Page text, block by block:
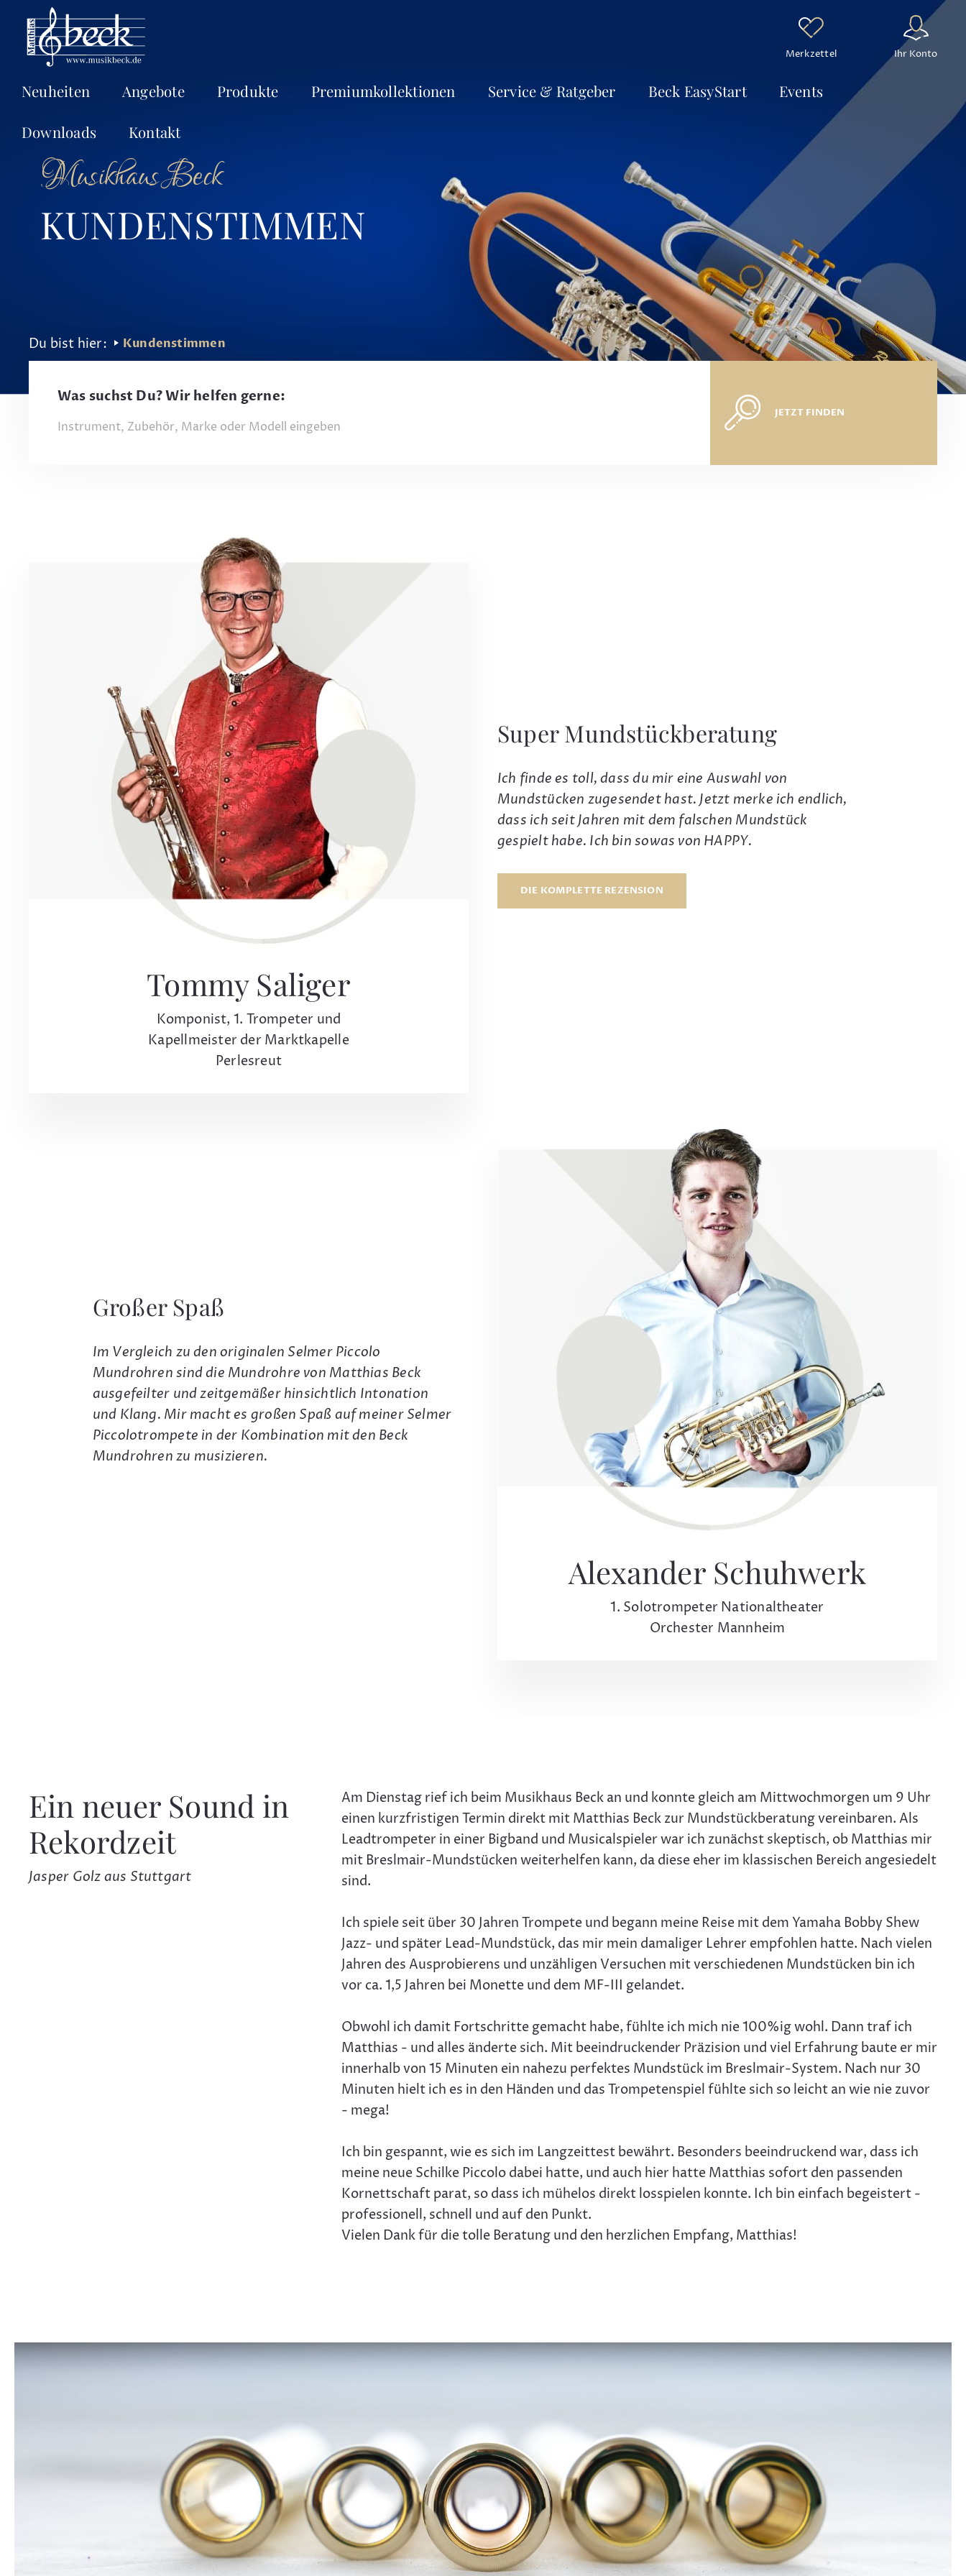
Neuheiten Angebote Produkte Premiumkollektionen Service & Ratgeber Beck EasyStart Events
Downloads Kontakt
Merkzettel Ihr Konto
Musikhaus Beck
KUNDENSTIMMEN
Kundenstimmen
Was suchst Du? Wir helfen gerne:
JETZT FINDEN
Tommy Saliger
Komponist, 1. Trompeter und
Kapellmeister der Marktkapelle
Perlesreut
Super Mundstückberatung
Ich finde es toll, dass du mir eine Auswahl von
Mundstücken zugesendet hast. Jetzt merke ich endlich,
dass ich seit Jahren mit dem falschen Mundstück
gespielt habe. Ich bin sowas von HAPPY.
DIE KOMPLETTE REZENSION
Alexander Schuhwerk
1. Solotrompeter Nationaltheater
Orchester Mannheim
Großer Spaß
Im Vergleich zu den originalen Selmer Piccolo
Mundrohren sind die Mundrohre von Matthias Beck
ausgefeilter und zeitgemäßer hinsichtlich Intonation
und Klang. Mir macht es großen Spaß auf meiner Selmer
Piccolotrompete in der Kombination mit den Beck
Mundrohren zu musizieren.
Ein neuer Sound in
Rekordzeit
Jasper Golz aus Stuttgart
Am Dienstag rief ich beim Musikhaus Beck an und konnte gleich am Mittwochmorgen um 9 Uhr
einen kurzfristigen Termin direkt mit Matthias Beck zur Mundstückberatung vereinbaren. Als
Leadtrompeter in einer Bigband und Musicalspieler war ich zunächst skeptisch, ob Matthias mir
mit Breslmair-Mundstücken weiterhelfen kann, da diese eher im klassischen Bereich angesiedelt
sind.
Ich spiele seit über 30 Jahren Trompete und begann meine Reise mit dem Yamaha Bobby Shew
Jazz- und später Lead-Mundstück, das mir mein damaliger Lehrer empfohlen hatte. Nach vielen
Jahren des Ausprobierens und unzähligen Versuchen mit verschiedenen Mundstücken bin ich
vor ca. 1,5 Jahren bei Monette und dem MF-III gelandet.
Obwohl ich damit Fortschritte gemacht habe, fühlte ich mich nie 100%ig wohl. Dann traf ich
Matthias - und alles änderte sich. Mit beeindruckender Präzision und viel Erfahrung baute er mir
innerhalb von 15 Minuten ein nahezu perfektes Mundstück im Breslmair-System. Nach nur 30
Minuten hielt ich es in den Händen und das Trompetenspiel fühlte sich so leicht an wie nie zuvor
- mega!
Ich bin gespannt, wie es sich im Langzeittest bewährt. Besonders beeindruckend war, dass ich
meine neue Schilke Piccolo dabei hatte, und auch hier hatte Matthias sofort den passenden
Kornettschaft parat, so dass ich mühelos direkt losspielen konnte. Ich bin einfach begeistert -
professionell, schnell und auf den Punkt.
Vielen Dank für die tolle Beratung und den herzlichen Empfang, Matthias!